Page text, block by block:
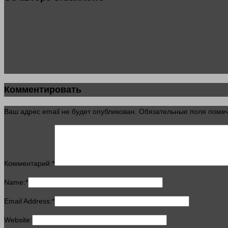
Комментировать
Ваш адрес email не будет опубликован. Обязательные поля
Комментарий:*
Name:*
Email Address:*
Website: